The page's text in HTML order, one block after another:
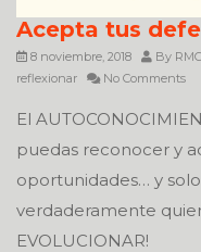
Acepta tus
8 noviembre, 2018 By
reflexionar
No Comments
El
puedas reconocer y
oportunidades… y solo
verdaderamente
EVOLUCIONAR!